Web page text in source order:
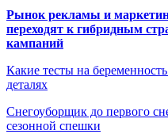
Рынок рекламы и
переходят к гибридным
кампаний
Какие тесты на
деталях
Снегоуборщик до первого
сезонной спешки